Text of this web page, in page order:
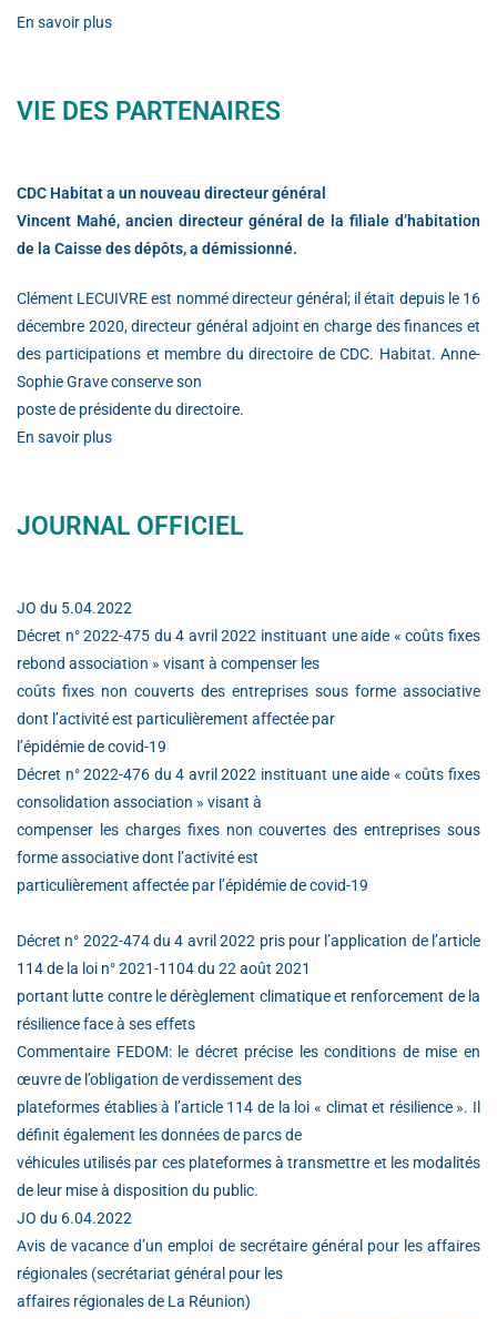
En savoir plus
VIE DES PARTENAIRES
CDC Habitat a un nouveau directeur général
Vincent Mahé, ancien directeur général de la filiale d’habitation
de la Caisse des dépôts, a démissionné.
Clément LECUIVRE est nommé directeur général; il était depuis le 16
décembre 2020, directeur général adjoint en charge des finances et
des participations et membre du directoire de CDC. Habitat. Anne-
Sophie Grave conserve son
poste de présidente du directoire.
En savoir plus
JOURNAL OFFICIEL
JO du 5.04.2022
Décret n° 2022-475 du 4 avril 2022 instituant une aide « coûts fixes
rebond association » visant à compenser les
coûts fixes non couverts des entreprises sous forme associative
dont l’activité est particulièrement affectée par
l’épidémie de covid-19
Décret n° 2022-476 du 4 avril 2022 instituant une aide « coûts fixes
consolidation association » visant à
compenser les charges fixes non couvertes des entreprises sous
forme associative dont l’activité est
particulièrement affectée par l’épidémie de covid-19
Décret n° 2022-474 du 4 avril 2022 pris pour l’application de l’article
114 de la loi n° 2021-1104 du 22 août 2021
portant lutte contre le dérèglement climatique et renforcement de la
résilience face à ses effets
Commentaire FEDOM: le décret précise les conditions de mise en
œuvre de l’obligation de verdissement des
plateformes établies à l’article 114 de la loi « climat et résilience ». Il
définit également les données de parcs de
véhicules utilisés par ces plateformes à transmettre et les modalités
de leur mise à disposition du public.
JO du 6.04.2022
Avis de vacance d’un emploi de secrétaire général pour les affaires
régionales (secrétariat général pour les
affaires régionales de La Réunion)